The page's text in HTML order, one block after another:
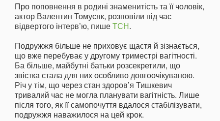
Про поповнення в родині знаменитість та її чоловік,
актор Валентин Томусяк, розповіли під час
відвертого інтерв’ю, пишеТСН.
Подружжя більше не приховує щастя й зізнається,
що вже перебуває у другому триместрі вагітності.
Ба більше, майбутні батьки розсекретили, що
звістка стала для них особливо довгоочікуваною.
Річ у тім, що через стан здоров’я Тишкевич
тривалий час не могла планувати вагітність. Лише
після того, як її самопочуття вдалося стабілізувати,
подружжя наважилося на цей крок.